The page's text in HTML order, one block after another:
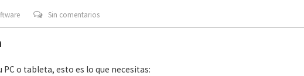
Sin comentarios
o tableta, esto es lo que necesitas: